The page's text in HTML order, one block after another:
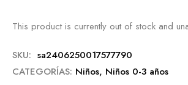
This product is currently out of stock and
SKU: sa2406250017577790
CATEGORÍAS: Niños, Niños 0-3 años